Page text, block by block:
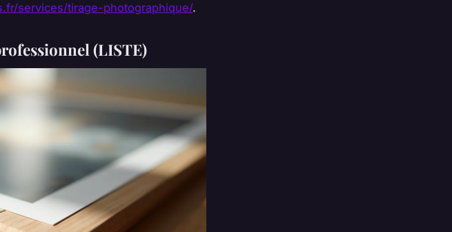
services/tirage-photographique/.
(LISTE)